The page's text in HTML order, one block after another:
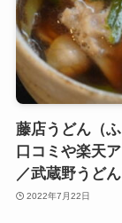
藤店うどん（
口コミや楽天
／武蔵野うどん
2022年7月22日